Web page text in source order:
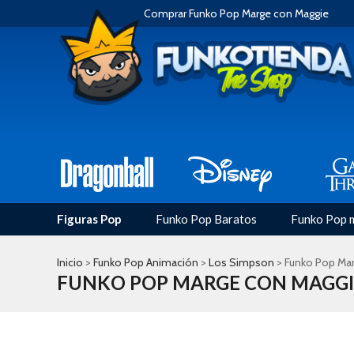
Comprar Funko Pop Marge con Maggie
Figuras Pop Funko Pop Baratos Funko Pop
Inicio > Funko Pop Animación > Los Simpson > Funko Pop
FUNKO POP MARGE CON